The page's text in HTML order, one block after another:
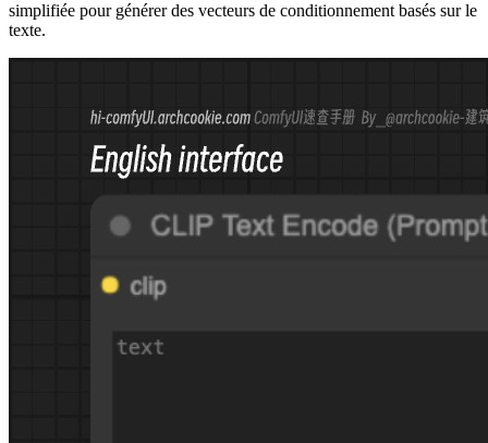
simplifiée pour générer des vecteurs de conditionnement basés sur le
texte.